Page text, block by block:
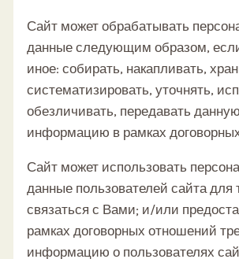
Сайт может обрабатывать
данные следующим образом,
иное: собирать, накапливать,
систематизировать, уточнять,
обезличивать, передавать данную
информацию в рамках
Сайт может использовать
данные пользователей сайта для
связаться с Вами; и/или
рамках договорных отношений
информацию о пользователях